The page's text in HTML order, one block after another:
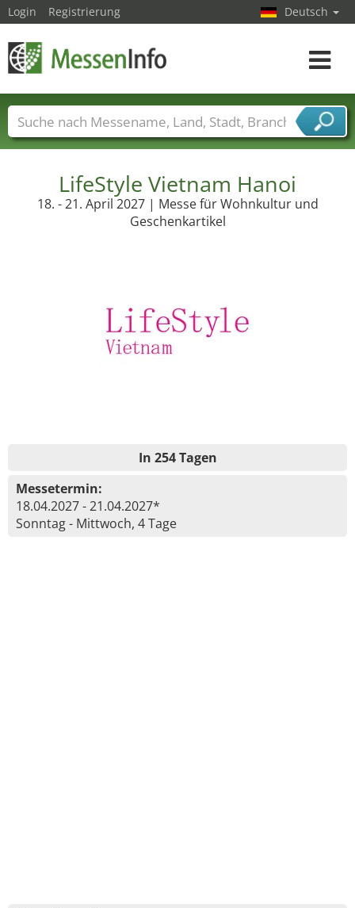
LifeStyle Vietnam Hanoi
18. - 21. April 2027 | Messe für Wohnkultur und
Geschenkartikel
In 254 Tagen
Messetermin:
18.04.2027 - 21.04.2027*
Sonntag - Mittwoch, 4 Tage
Login Registrierung Deutsch
Toggle
Messenamen Länder Städte
Branchen